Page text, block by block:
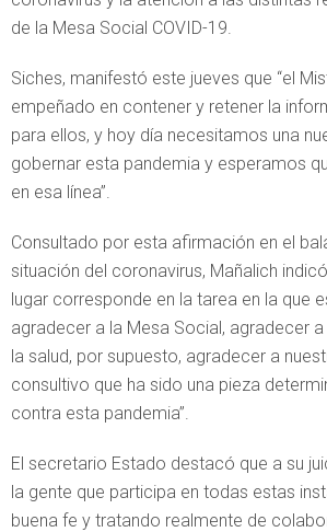
de la Mesa Social COVID-19.
Siches, manifestó este jueves que “el
empeñado en contener y retener la
para ellos, y hoy día necesitamos una
gobernar esta pandemia y esperamos
en esa línea”.
Consultado por esta afirmación en el
situación del coronavirus, Mañalich
lugar corresponde en la tarea en la que
agradecer a la Mesa Social, agradecer
la salud, por supuesto, agradecer a
consultivo que ha sido una pieza
contra esta pandemia”.
El secretario Estado destacó que a su
la gente que participa en todas estas
buena fe y tratando realmente de